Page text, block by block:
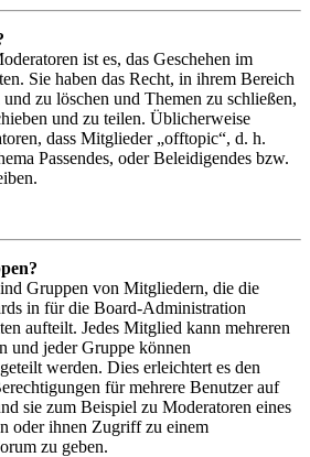
ist es, das Geschehen im
Sie haben das Recht, in ihrem Bereich
zu löschen und Themen zu schließen,
und zu teilen. Üblicherweise
dass Mitglieder „offtopic“, d. h.
Passendes, oder Beleidigendes bzw.
Gruppen von Mitgliedern, die die
in für die Board-Administration
aufteilt. Jedes Mitglied kann mehreren
und jeder Gruppe können
werden. Dies erleichtert es den
für mehrere Benutzer auf
sie zum Beispiel zu Moderatoren eines
oder ihnen Zugriff zu einem
zu geben.